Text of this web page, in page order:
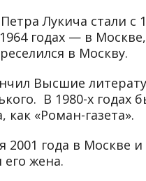
Лукича стали с
годах — в
в Москву.
Высшие
В 1980-х годах
как «Роман-газета».
2001 года в Москве
жена.